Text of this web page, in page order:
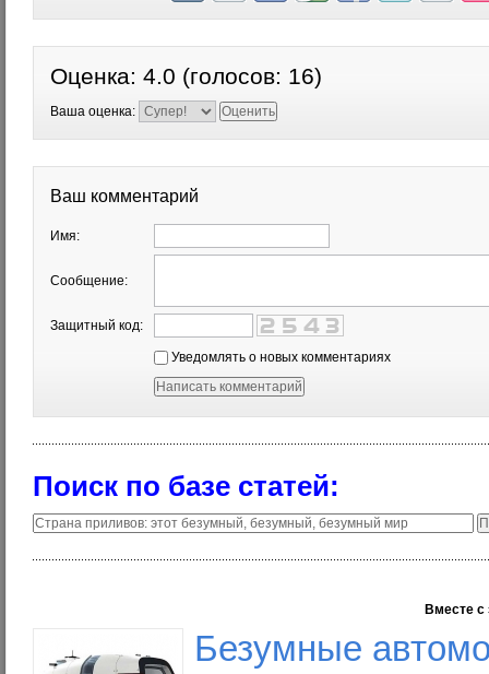
Оценка: 4.0 (голосов: 16)
Ваша оценка:
Ваш комментарий
Имя:
Сообщение:
Защитный код:
Уведомлять о новых комментариях
Поиск по базе статей:
Вместе с
Безумные